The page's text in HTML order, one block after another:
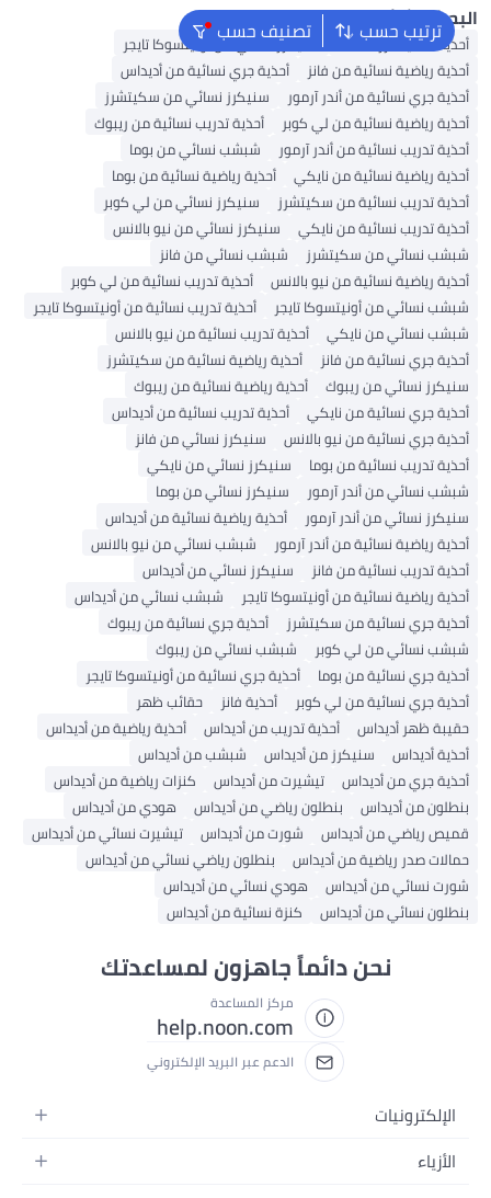
ترتيب حسب تصنيف حسب الشائع
أحذية سكيتشرز للنساء
سنيكرز نسائي من أونيتسوكا تايجر
أحذية رياضية نسائية من فانز
أحذية جري نسائية من أديداس
أحذية جري نسائية من أندر آرمور
سنيكرز نسائي من سكيتشرز
أحذية رياضية نسائية من لي كوبر
أحذية تدريب نسائية من ريبوك
أحذية تدريب نسائية من أندر آرمور
شبشب نسائي من بوما
أحذية رياضية نسائية من نايكي
أحذية رياضية نسائية من بوما
أحذية تدريب نسائية من سكيتشرز
سنيكرز نسائي من لي كوبر
أحذية تدريب نسائية من نايكي
سنيكرز نسائي من نيو بالانس
شبشب نسائي من سكيتشرز
شبشب نسائي من فانز
أحذية رياضية نسائية من نيو بالانس
أحذية تدريب نسائية من لي كوبر
شبشب نسائي من أونيتسوكا تايجر
أحذية تدريب نسائية من أونيتسوكا تايجر
شبشب نسائي من نايكي
أحذية تدريب نسائية من نيو بالانس
أحذية جري نسائية من فانز
أحذية رياضية نسائية من سكيتشرز
سنيكرز نسائي من ريبوك
أحذية رياضية نسائية من ريبوك
أحذية جري نسائية من نايكي
أحذية تدريب نسائية من أديداس
أحذية جري نسائية من نيو بالانس
سنيكرز نسائي من فانز
أحذية تدريب نسائية من بوما
سنيكرز نسائي من نايكي
شبشب نسائي من أندر آرمور
سنيكرز نسائي من بوما
سنيكرز نسائي من أندر آرمور
أحذية رياضية نسائية من أديداس
أحذية رياضية نسائية من أندر آرمور
شبشب نسائي من نيو بالانس
أحذية تدريب نسائية من فانز
سنيكرز نسائي من أديداس
أحذية رياضية نسائية من أونيتسوكا تايجر
شبشب نسائي من أديداس
أحذية جري نسائية من سكيتشرز
أحذية جري نسائية من ريبوك
شبشب نسائي من لي كوبر
شبشب نسائي من ريبوك
أحذية جري نسائية من بوما
أحذية جري نسائية من أونيتسوكا تايجر
أحذية جري نسائية من لي كوبر
أحذية فانز
حقائب ظهر
حقيبة ظهر أديداس
أحذية تدريب من أديداس
أحذية رياضية من أديداس
أحذية أديداس
سنيكرز من أديداس
شبشب من أديداس
أحذية جري من أديداس
تيشيرت من أديداس
كنزات رياضية من أديداس
بنطلون من أديداس
بنطلون رياضي من أديداس
هودي من أديداس
قميص رياضي من أديداس
شورت من أديداس
تيشيرت نسائي من أديداس
حمالات صدر رياضية من أديداس
بنطلون رياضي نسائي من أديداس
شورت نسائي من أديداس
هودي نسائي من أديداس
بنطلون نسائي من أديداس
كنزة نسائية من أديداس
نحن دائماً جاهزون لمساعدتك
مركز المساعدة
help.noon.com
الدعم عبر البريد الإلكتروني
الإلكترونيات
الجوالات
الأزياء